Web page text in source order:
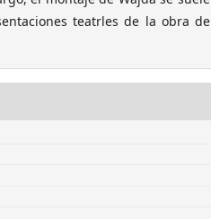
teatrles de la obra de